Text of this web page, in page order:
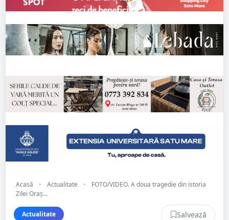
Acasă • Actualitate •
FOTO/VIDEO. A doua tragedie din istoria
Zilei Oraș...
Actualitate Salvează